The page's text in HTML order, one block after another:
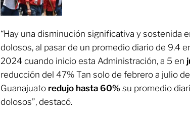
“Hay una disminución significativa y sostenida
dolosos, al pasar de un promedio diario de 9.4
2024 cuando inicio esta Administración, a 5 en
reducción del 47% Tan solo de febrero a julio
Guanajuato redujo hasta 60% su promedio
dolosos”, destacó.